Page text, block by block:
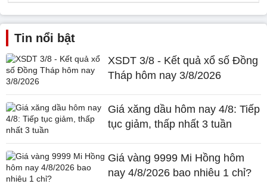
Tin nổi bật
XSDT 3/8 - Kết quả xổ số Đồng
Tháp hôm nay 3/8/2026
Giá xăng dầu hôm nay 4/8: Tiếp
tục giảm, thấp nhất 3 tuần
Giá vàng 9999 Mi Hồng hôm
nay 4/8/2026 bao nhiêu 1 chỉ?